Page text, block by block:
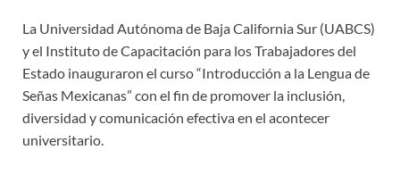
La Universidad Autónoma de Baja California Sur (UABCS)
y el Instituto de Capacitación para los Trabajadores del
Estado inauguraron el curso “Introducción a la Lengua de
Señas Mexicanas” con el fin de promover la inclusión,
diversidad y comunicación efectiva en el acontecer
universitario.